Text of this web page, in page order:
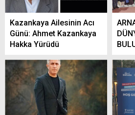
Kazankaya Ailesinin Acı
Günü: Ahmet Kazankaya
Hakka Yürüdü